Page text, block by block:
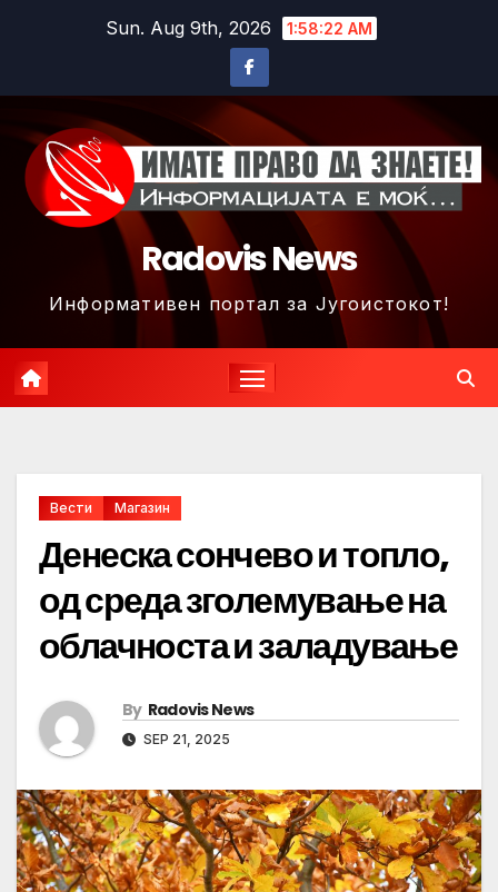
Sun. Aug 9th, 2026 1:58:24 AM
Radovis News
Информативен портал за Југоистокот!
Вести Магазин
Денеска сончево и топло,
од среда зголемување на
облачноста и заладување
By Radovis News
SEP 21, 2025